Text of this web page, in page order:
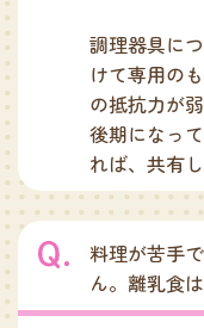
調理器具に
けて専用の
の抵抗力が
後期になっ
れば、共有
料理が苦手
ん。離乳食